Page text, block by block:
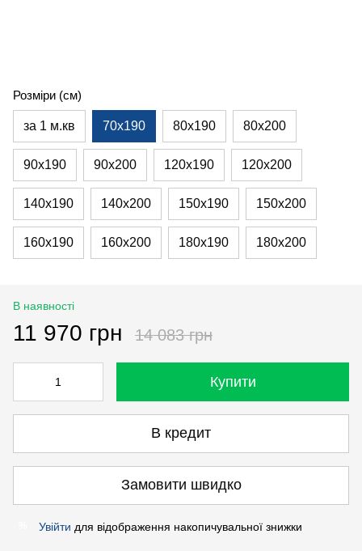
Розміри (см)
за 1 м.кв 70х190 80х190 80х200
90х190 90х200 120х190 120х200
140х190 140х200 150х190 150х200
160х190 160х200 180х190 180х200
В наявності
11 970 грн 14 083 грн
Купити
В кредит
Замовити швидко
Увійти для відображення накопичувальної знижки